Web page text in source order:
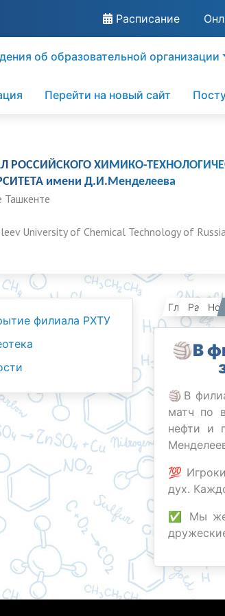
Расписание
об образовательной организации
Перейти на новый сайт
РОССИЙСКОГО ХИМИКО-
имени Д.И.Менделеева
Ташкенте
University of Chemical Technology of
филиала РХТУ
Главная Работникам
🏐В
🏐В
матч по
нефти и
💯
дух.
✅ Мы